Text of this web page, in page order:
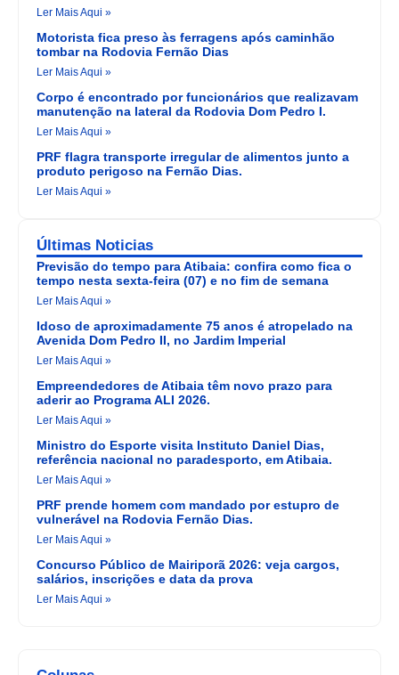
Ler Mais Aqui »
Motorista fica preso às ferragens após caminhão
tombar na Rodovia Fernão Dias
Ler Mais Aqui »
Corpo é encontrado por funcionários que realizavam
manutenção na lateral da Rodovia Dom Pedro I.
Ler Mais Aqui »
PRF flagra transporte irregular de alimentos junto a
produto perigoso na Fernão Dias.
Ler Mais Aqui »
Últimas Noticias
Previsão do tempo para Atibaia: confira como fica o
tempo nesta sexta-feira (07) e no fim de semana
Ler Mais Aqui »
Idoso de aproximadamente 75 anos é atropelado na
Avenida Dom Pedro II, no Jardim Imperial
Ler Mais Aqui »
Empreendedores de Atibaia têm novo prazo para
aderir ao Programa ALI 2026.
Ler Mais Aqui »
Ministro do Esporte visita Instituto Daniel Dias,
referência nacional no paradesporto, em Atibaia.
Ler Mais Aqui »
PRF prende homem com mandado por estupro de
vulnerável na Rodovia Fernão Dias.
Ler Mais Aqui »
Concurso Público de Mairiporã 2026: veja cargos,
salários, inscrições e data da prova
Ler Mais Aqui »